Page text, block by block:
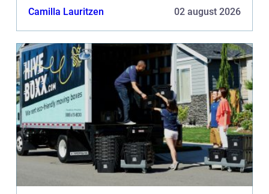
grund af almindelig slitage, ridser, pletter og
Camilla Lauritzen 02 august 2026